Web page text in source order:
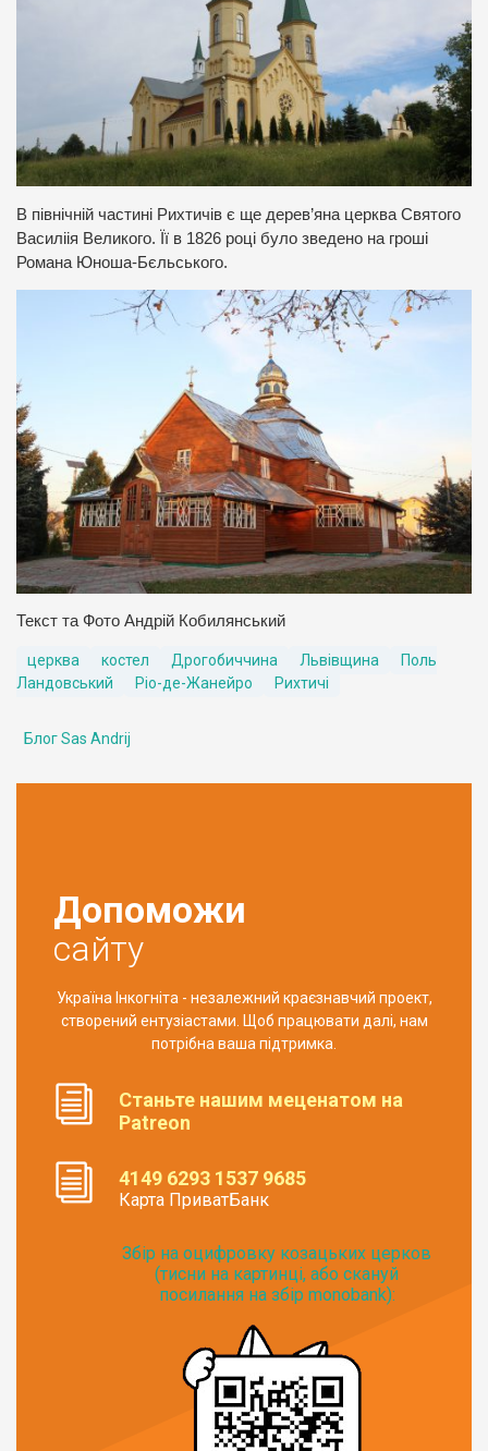
В північній частині Рихтичів є ще дерев’яна церква Святого
Василіія Великого. Її в 1826 році було зведено на гроші
Романа Юноша-Бєльського.
Текст та Фото Андрій Кобилянський
церква костел Дрогобиччина Львівщина
Поль
Ландовський
Ріо-де-Жанейро Рихтичі
Блог Sas Andrij
Допоможи
сайту
Україна Інкогніта - незалежний краєзнавчий проект,
створений ентузіастами. Щоб працювати далі, нам
потрібна ваша підтримка.
Станьте нашим меценатом на
Patreon
4149 6293 1537 9685
Карта ПриватБанк
Збір на оцифровку козацьких церков
(тисни на картинці, або скануй
посилання на збір monobank):